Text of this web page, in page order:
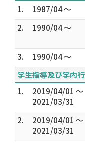
1.
1987/04 ～
2.
1990/04 ～
3.
1990/04 ～
学生指導及び学内
1.
2019/04/01 ～
2021/03/31
2.
2019/04/01 ～
2021/03/31